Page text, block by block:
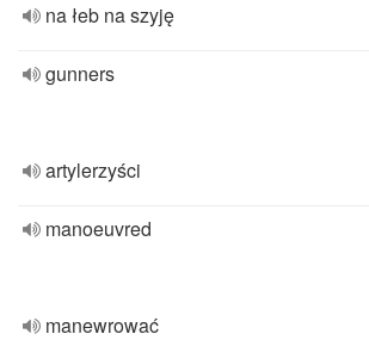
na łeb na szyję
gunners
artylerzyści
manoeuvred
manewrować